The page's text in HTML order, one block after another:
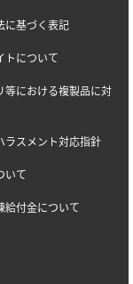
に基づく表記
トについて
等における複製品に対
ラスメント対応指針
いて
給付金について